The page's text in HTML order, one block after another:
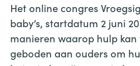
Het online congres
baby’s, startdatum 2 juni
manieren waarop hulp kan
geboden aan ouders om